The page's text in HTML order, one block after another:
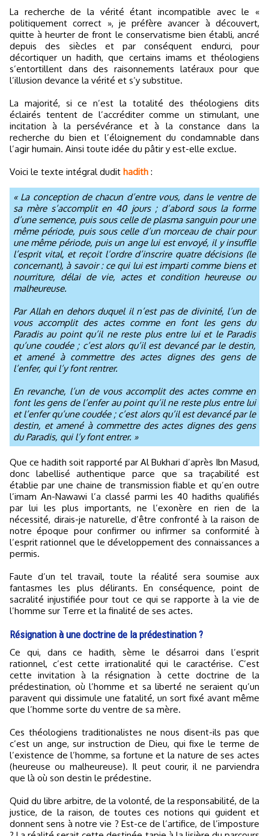
La recherche de la vérité étant incompatible avec le «
politiquement correct », je préfère avancer à découvert,
quitte à heurter de front le conservatisme bien établi, ancré
depuis des siècles et par conséquent endurci, pour
décortiquer un hadith, que certains imams et théologiens
s’entortillent dans des raisonnements latéraux pour que
l’illusion devance la vérité et s’y substitue.
La majorité, si ce n’est la totalité des théologiens dits
éclairés tentent de l’accréditer comme un stimulant, une
incitation à la persévérance et à la constance dans la
recherche du bien et l’éloignement du condamnable dans
l’agir humain. Ainsi toute idée du pâtir y est-elle exclue.
Voici le texte intégral dudit hadith :
« La conception de chacun d’entre vous, dans le ventre de
sa mère s’accomplit en 40 jours ; d’abord sous la forme
d’une semence, puis sous celle de plasma sanguin pour une
même période, puis sous celle d’un morceau de chair pour
une même période, puis un ange lui est envoyé, il y insuffle
l’esprit vital, et reçoit l’ordre d’inscrire quatre décisions (le
concernant), à savoir : ce qui lui est imparti comme biens et
nourriture, délai de vie, actes et condition heureuse ou
malheureuse.
Par Allah en dehors duquel il n’est pas de divinité, l’un de
vous accomplit des actes comme en font les gens du
Paradis au point qu’il ne reste plus entre lui et le Paradis
qu’une coudée ; c’est alors qu’il est devancé par le destin,
et amené à commettre des actes dignes des gens de
l’enfer, qui l’y font rentrer.
En revanche, l’un de vous accomplit des actes comme en
font les gens de l’enfer au point qu’il ne reste plus entre lui
et l’enfer qu’une coudée ; c’est alors qu’il est devancé par le
destin, et amené à commettre des actes dignes des gens
du Paradis, qui l’y font entrer. »
Que ce hadith soit rapporté par Al Bukhari d’après Ibn Masud,
donc labellisé authentique parce que sa traçabilité est
établie par une chaine de transmission fiable et qu’en outre
l’imam An-Nawawi l’a classé parmi les 40 hadiths qualifiés
par lui les plus importants, ne l’exonère en rien de la
nécessité, dirais-je naturelle, d’être confronté à la raison de
notre époque pour confirmer ou infirmer sa conformité à
l’esprit rationnel que le développement des connaissances a
permis.
Faute d’un tel travail, toute la réalité sera soumise aux
fantasmes les plus délirants. En conséquence, point de
sacralité injustifiée pour tout ce qui se rapporte à la vie de
l’homme sur Terre et la finalité de ses actes.
Résignation à une doctrine de la prédestination ?
Ce qui, dans ce hadith, sème le désarroi dans l’esprit
rationnel, c’est cette irrationalité qui le caractérise. C’est
cette invitation à la résignation à cette doctrine de la
prédestination, où l’homme et sa liberté ne seraient qu’un
paravent qui dissimule une fatalité, un sort fixé avant même
que l’homme sorte du ventre de sa mère.
Ces théologiens traditionalistes ne nous disent-ils pas que
c’est un ange, sur instruction de Dieu, qui fixe le terme de
l’existence de l’homme, sa fortune et la nature de ses actes
(heureuse ou malheureuse). Il peut courir, il ne parviendra
que là où son destin le prédestine.
Quid du libre arbitre, de la volonté, de la responsabilité, de la
justice, de la raison, de toutes ces notions qui guident et
donnent sens à notre vie ? Est-ce de l’artifice, de l’imposture